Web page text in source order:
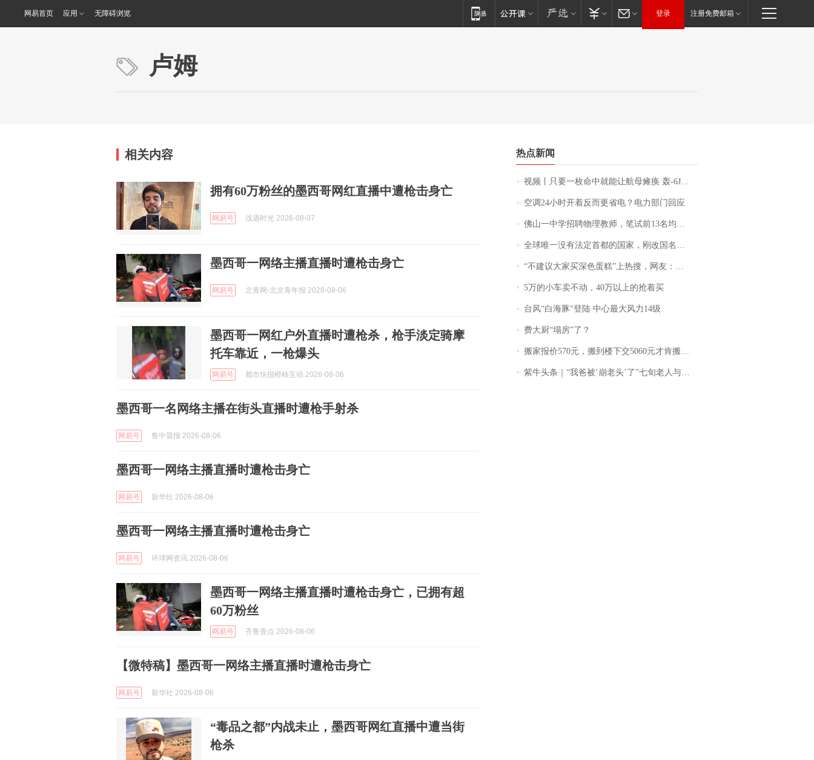
网易首页 应用 无障碍浏览 登录 注册免费邮箱
卢姆
相关内容
拥有60万粉丝的墨西哥网红直播中遭枪击身亡
网易号 浅遇时光 2026-08-07
墨西哥一网络主播直播时遭枪击身亡
网易号 北青网-北京青年报 2026-08-06
墨西哥一网红户外直播时遭枪杀，枪手淡定骑摩
托车靠近，一枪爆头
网易号 都市快报橙柿互动 2026-08-06
墨西哥一名网络主播在街头直播时遭枪手射杀
网易号 鲁中晨报 2026-08-06
墨西哥一网络主播直播时遭枪击身亡
网易号 新华社 2026-08-06
墨西哥一网络主播直播时遭枪击身亡
网易号 环球网资讯 2026-08-06
墨西哥一网络主播直播时遭枪击身亡，已拥有超
60万粉丝
网易号 齐鲁壹点 2026-08-06
【微特稿】墨西哥一网络主播直播时遭枪击身亡
网易号 新华社 2026-08-06
“毒品之都”内战未止，墨西哥网红直播中遭当街
枪杀
热点新闻
视频丨只要一枚命中就能让航母瘫痪 轰-6J实力有多强？
空调24小时开着反而更省电？电力部门回应
佛山一中学招聘物理教师，笔试前13名均遭淘汰？教育局：已叫停招聘，成立调查组全面核查
全球唯一没有法定首都的国家，刚改国名，总统就邀请中国大使骑行绕了几乎整个国境线一圈，还曾两次到中国寻根
“不建议大家买深色蛋糕”上热搜，网友：天塌了！
5万的小车卖不动，40万以上的抢着买
台风“白海豚“登陆 中心最大风力14级
费大厨“塌房”了？
搬家报价570元，搬到楼下交5060元才肯搬上楼！女子傻眼了……
紫牛头条｜“我爸被‘崩老头’了”七旬老人与女主播网聊三年被“借”8万多 警方立案，女主播：正筹钱偿还